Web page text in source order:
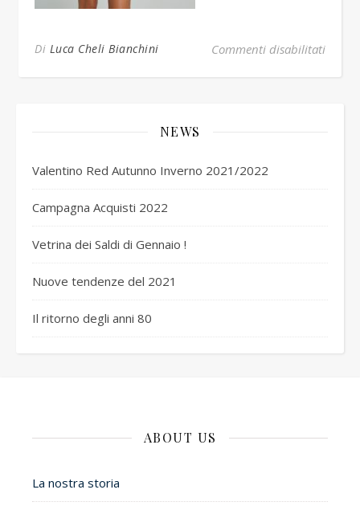
Di Luca Cheli Bianchini Commenti disabilitatisu
NEWS
Valentino Red Autunno Inverno 2021/2022
Campagna Acquisti 2022
Vetrina dei Saldi di Gennaio !
Nuove tendenze del 2021
Il ritorno degli anni 80
ABOUT US
La nostra storia